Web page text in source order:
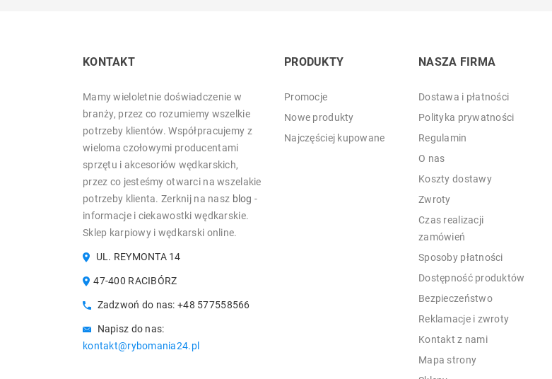
KONTAKT
Mamy wieloletnie doświadczenie w
branży, przez co rozumiemy wszelkie
potrzeby klientów. Współpracujemy z
wieloma czołowymi producentami
sprzętu i akcesoriów wędkarskich,
przez co jesteśmy otwarci na wszelakie
potrzeby klienta. Zerknij na nasz blog -
informacje i ciekawostki wędkarskie.
Sklep karpiowy i wędkarski online.
UL. REYMONTA 14
47-400 RACIBÓRZ
Zadzwoń do nas:+48 577558566
Napisz do nas:
kontakt@rybomania24.pl
PRODUKTY
Promocje
Nowe produkty
Najczęściej kupowane
NASZA FIRMA
Dostawa i płatności
Polityka prywatności
Regulamin
O nas
Koszty dostawy
Zwroty
Czas realizacji
zamówień
Sposoby płatności
Dostępność produktów
Bezpieczeństwo
Reklamacje i zwroty
Kontakt z nami
Mapa strony